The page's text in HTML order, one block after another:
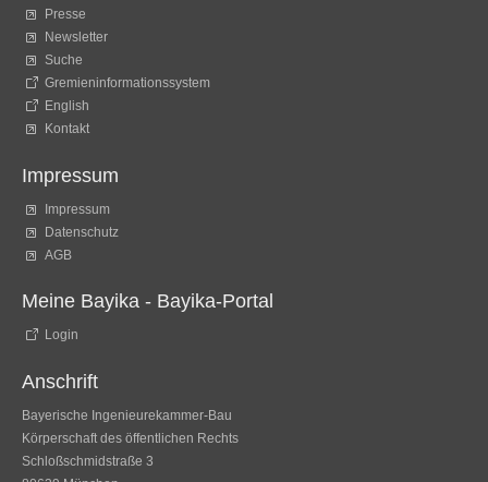
Presse
Newsletter
Suche
Gremieninformationssystem
English
Kontakt
Impressum
Impressum
Datenschutz
AGB
Meine Bayika - Bayika-Portal
Login
Anschrift
Bayerische Ingenieurekammer-Bau
Körperschaft des öffentlichen Rechts
Schloßschmidstraße 3